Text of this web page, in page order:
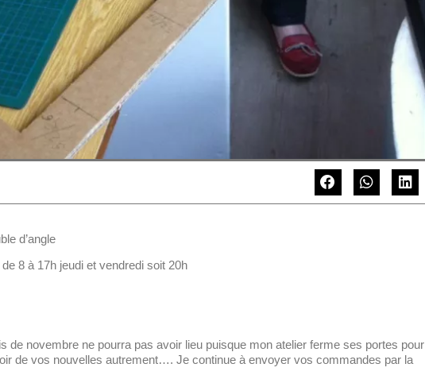
d’angle
8 à 17h jeudi et vendredi soit 20h
de novembre ne pourra pas avoir lieu puisque mon atelier ferme ses portes pour
de vos nouvelles autrement…. Je continue à envoyer vos commandes par la